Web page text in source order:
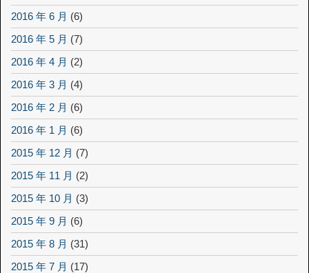
2016 年 6 月 (6)
2016 年 5 月 (7)
2016 年 4 月 (2)
2016 年 3 月 (4)
2016 年 2 月 (6)
2016 年 1 月 (6)
2015 年 12 月 (7)
2015 年 11 月 (2)
2015 年 10 月 (3)
2015 年 9 月 (6)
2015 年 8 月 (31)
2015 年 7 月 (17)